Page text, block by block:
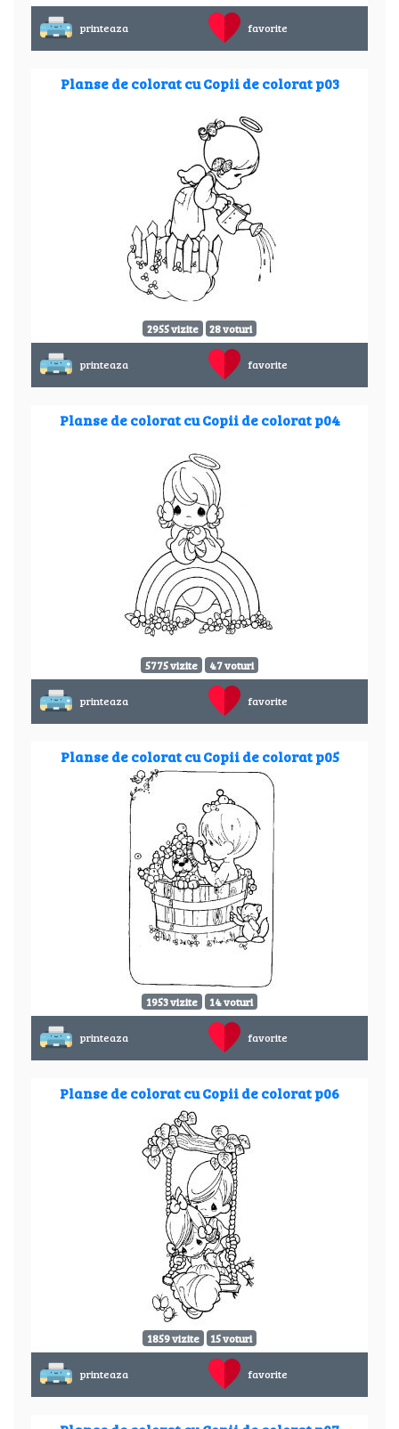
printeaza favorite
Planse de colorat cu Copii de colorat p03
2955 vizite 28 voturi
printeaza favorite
Planse de colorat cu Copii de colorat p04
5775 vizite 47 voturi
printeaza favorite
Planse de colorat cu Copii de colorat p05
1953 vizite 14 voturi
printeaza favorite
Planse de colorat cu Copii de colorat p06
1859 vizite 15 voturi
printeaza favorite